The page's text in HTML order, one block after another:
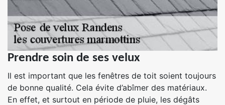
Prendre soin de ses velux
Il est important que les fenêtres de toit soient toujours
de bonne qualité. Cela évite d’abîmer des matériaux.
En effet, et surtout en période de pluie, les dégâts